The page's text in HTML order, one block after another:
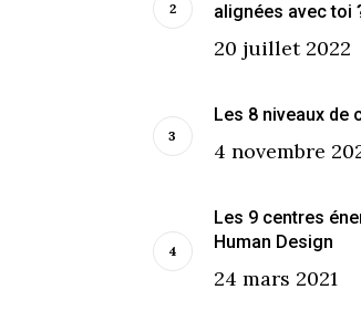
alignées avec toi
20 juillet 2022
Les 8 niveaux de
4 novembre
Les 9 centres
Human Design
24 mars 2021